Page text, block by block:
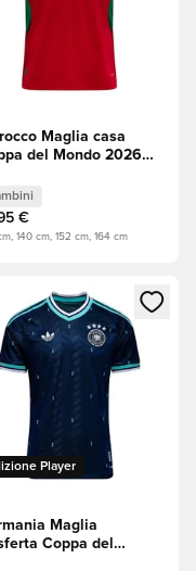
Maglia casa
del Mondo 2026
€
140 cm, 152 cm, 164 cm
o registrarsi come
una finestra modale
Player
Maglia
Coppa del